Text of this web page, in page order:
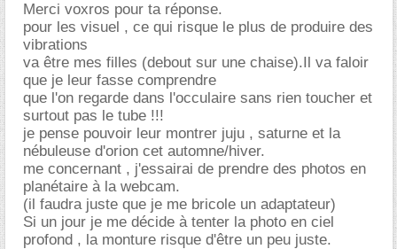
Merci voxros pour ta réponse.
pour les visuel , ce qui risque le plus de produire des
vibrations
va être mes filles (debout sur une chaise).Il va faloir
que je leur fasse comprendre
que l'on regarde dans l'occulaire sans rien toucher et
surtout pas le tube !!!
je pense pouvoir leur montrer juju , saturne et la
nébuleuse d'orion cet automne/hiver.
me concernant , j'essairai de prendre des photos en
planétaire à la webcam.
(il faudra juste que je me bricole un adaptateur)
Si un jour je me décide à tenter la photo en ciel
profond , la monture risque d'être un peu juste.